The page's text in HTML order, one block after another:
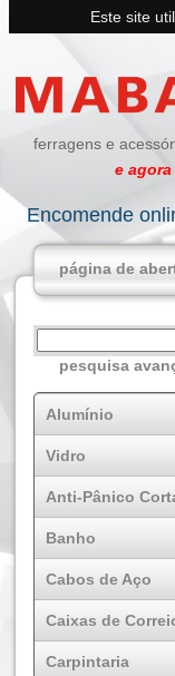
Este site
ferragens e
e
Encomende
página de
pesquisa
Alumínio
Vidro
Anti-Pânico
Banho
Cabos de Aço
Caixas de
Carpintaria